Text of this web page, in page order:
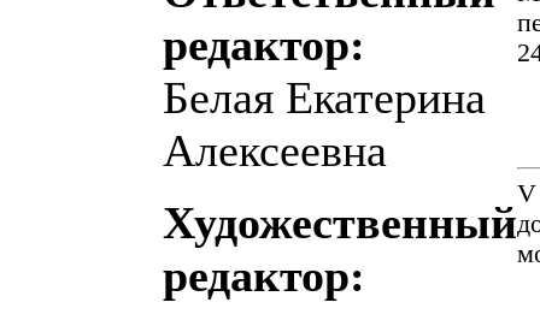
редактор:
Белая Екатерина
Алексеевна
Художественный
редактор:
V